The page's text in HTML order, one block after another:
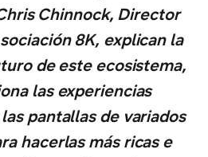
Chinnock, Director
8K, explican la
de este ecosistema,
las experiencias
pantallas de variados
hacerlas más ricas e